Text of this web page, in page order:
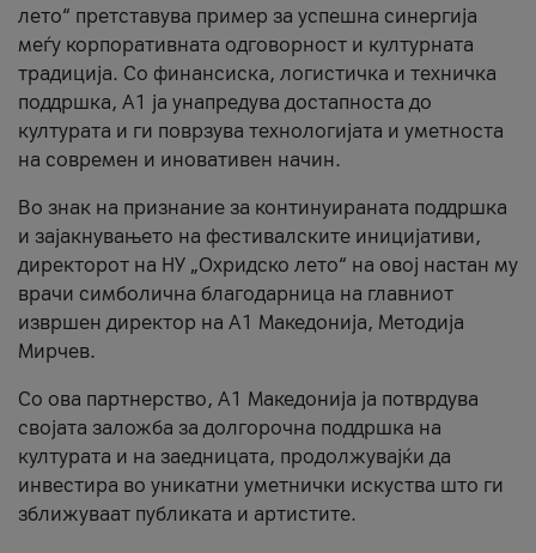
лето“ претставува пример за успешна синергија
меѓу корпоративната одговорност и културната
традиција. Со финансиска, логистичка и техничка
поддршка, A1 ја унапредува достапноста до
културата и ги поврзува технологијата и уметноста
на современ и иновативен начин.
Во знак на признание за континуираната поддршка
и зајакнувањето на фестивалските иницијативи,
директорот на НУ „Охридско лето“ на овој настан му
врачи симболична благодарница на главниот
извршен директор на A1 Македонија, Методија
Мирчев.
Со ова партнерство, A1 Македонија ја потврдува
својата заложба за долгорочна поддршка на
културата и на заедницата, продолжувајќи да
инвестира во уникатни уметнички искуства што ги
зближуваат публиката и артистите.